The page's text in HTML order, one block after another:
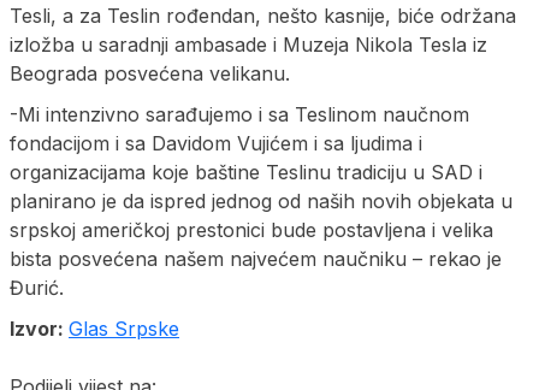
Tesli, a za Teslin rođendan, nešto kasnije, biće održana
izložba u saradnji ambasade i Muzeja Nikola Tesla iz
Beograda posvećena velikanu.
-Mi intenzivno sarađujemo i sa Teslinom naučnom
fondacijom i sa Davidom Vujićem i sa ljudima i
organizacijama koje baštine Teslinu tradiciju u SAD i
planirano je da ispred jednog od naših novih objekata u
srpskoj američkoj prestonici bude postavljena i velika
bista posvećena našem najvećem naučniku – rekao je
Đurić.
Izvor: Glas Srpske